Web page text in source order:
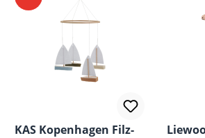
KAS Kopenhagen Filz-